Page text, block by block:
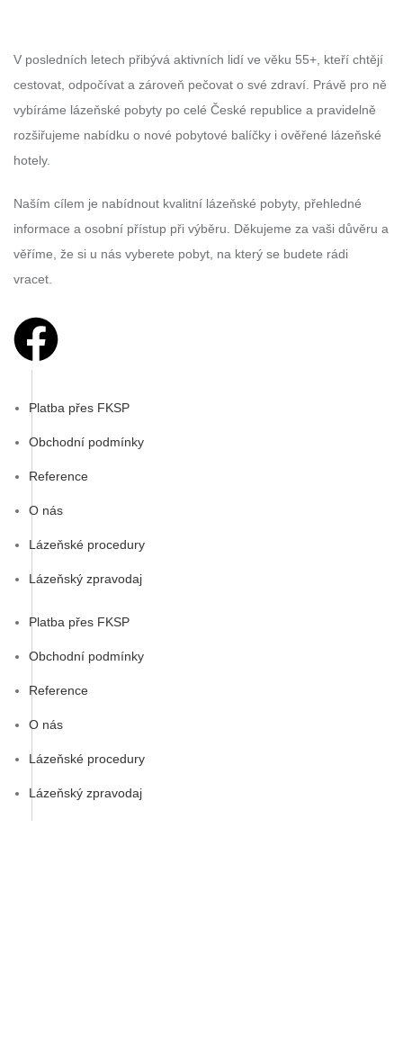
V posledních letech přibývá aktivních lidí ve věku 55+, kteří chtějí
cestovat, odpočívat a zároveň pečovat o své zdraví. Právě pro ně
vybíráme lázeňské pobyty po celé České republice a pravidelně
rozšiřujeme nabídku o nové pobytové balíčky i ověřené lázeňské
hotely.
Naším cílem je nabídnout kvalitní lázeňské pobyty, přehledné
informace a osobní přístup při výběru. Děkujeme za vaši důvěru a
věříme, že si u nás vyberete pobyt, na který se budete rádi
vracet.
Platba přes FKSP
Obchodní podmínky
Reference
O nás
Lázeňské procedury
Lázeňský zpravodaj
Platba přes FKSP
Obchodní podmínky
Reference
O nás
Lázeňské procedury
Lázeňský zpravodaj